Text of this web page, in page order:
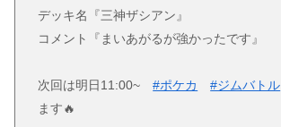
デッキ名『三神ザシアン』
コメント『まいあがるが強かったです』
次回は明日11:00~#ポケカ #ジムバトル
ます🔥